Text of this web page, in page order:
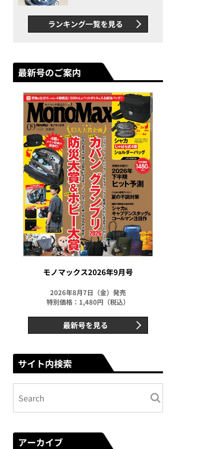
新ムーブメントの衝撃
ランキング一覧を見る
最新号のご案内
モノマックス2026年9月号
2026年8月7日（金）発売
特別価格：1,480円（税込）
最新号を見る
サイト内検索
アーカイブ